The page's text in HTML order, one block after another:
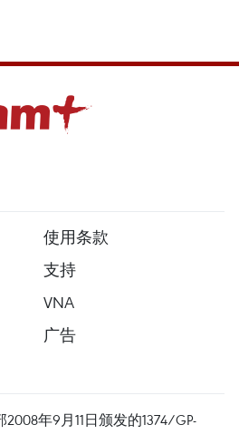
使用条款
支持
VNA
广告
年9月11日颁发的1374/GP-